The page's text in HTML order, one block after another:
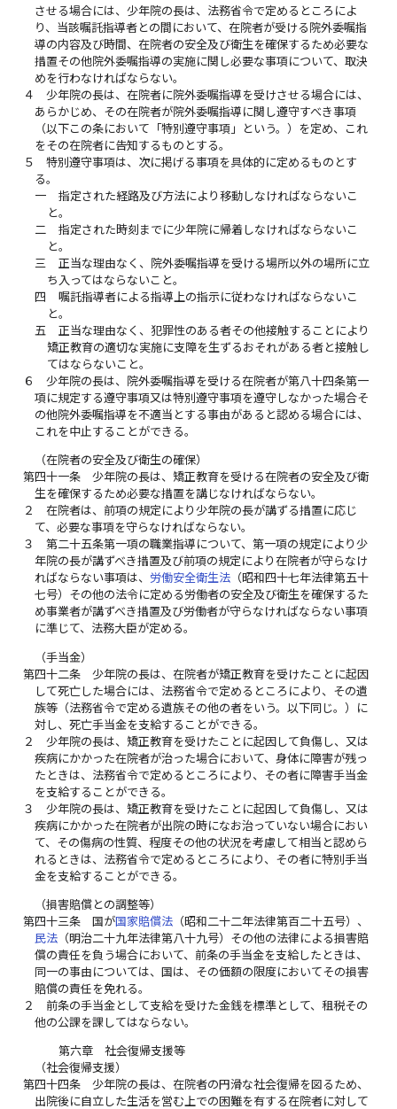
させる場合には、少年院の長は、法務省令で定めるところによ
り、当該嘱託指導者との間において、在院者が受ける院外委嘱指
導の内容及び時間、在院者の安全及び衛生を確保するため必要な
措置その他院外委嘱指導の実施に関し必要な事項について、取決
めを行わなければならない。
４
少年院の長は、在院者に院外委嘱指導を受けさせる場合には、
あらかじめ、その在院者が院外委嘱指導に関し遵守すべき事項
（以下この条において「特別遵守事項」という。）を定め、これ
をその在院者に告知するものとする。
５
特別遵守事項は、次に掲げる事項を具体的に定めるものとす
る。
一
指定された経路及び方法により移動しなければならないこ
と。
二
指定された時刻までに少年院に帰着しなければならないこ
と。
三
正当な理由なく、院外委嘱指導を受ける場所以外の場所に立
ち入ってはならないこと。
四
嘱託指導者による指導上の指示に従わなければならないこ
と。
五
正当な理由なく、犯罪性のある者その他接触することにより
矯正教育の適切な実施に支障を生ずるおそれがある者と接触し
てはならないこと。
６
少年院の長は、院外委嘱指導を受ける在院者が第八十四条第一
項に規定する遵守事項又は特別遵守事項を遵守しなかった場合そ
の他院外委嘱指導を不適当とする事由があると認める場合には、
これを中止することができる。
（在院者の安全及び衛生の確保）
第四十一条
少年院の長は、矯正教育を受ける在院者の安全及び衛
生を確保するため必要な措置を講じなければならない。
２
在院者は、前項の規定により少年院の長が講ずる措置に応じ
て、必要な事項を守らなければならない。
３
第二十五条第一項の職業指導について、第一項の規定により少
年院の長が講ずべき措置及び前項の規定により在院者が守らなけ
ればならない事項は、 労働安全衛生法 （昭和四十七年法律第五十
七号）その他の法令に定める労働者の安全及び衛生を確保するた
め事業者が講ずべき措置及び労働者が守らなければならない事項
に準じて、法務大臣が定める。
（手当金）
第四十二条
少年院の長は、在院者が矯正教育を受けたことに起因
して死亡した場合には、法務省令で定めるところにより、その遺
族等（法務省令で定める遺族その他の者をいう。以下同じ。）に
対し、死亡手当金を支給することができる。
２
少年院の長は、矯正教育を受けたことに起因して負傷し、又は
疾病にかかった在院者が治った場合において、身体に障害が残っ
たときは、法務省令で定めるところにより、その者に障害手当金
を支給することができる。
３
少年院の長は、矯正教育を受けたことに起因して負傷し、又は
疾病にかかった在院者が出院の時になお治っていない場合におい
て、その傷病の性質、程度その他の状況を考慮して相当と認めら
れるときは、法務省令で定めるところにより、その者に特別手当
金を支給することができる。
（損害賠償との調整等）
第四十三条
国が国家賠償法 （昭和二十二年法律第百二十五号）、
民法 （明治二十九年法律第八十九号）その他の法律による損害賠
償の責任を負う場合において、前条の手当金を支給したときは、
同一の事由については、国は、その価額の限度においてその損害
賠償の責任を免れる。
２
前条の手当金として支給を受けた金銭を標準として、租税その
他の公課を課してはならない。
第六章 社会復帰支援等
（社会復帰支援）
第四十四条
少年院の長は、在院者の円滑な社会復帰を図るため、
出院後に自立した生活を営む上での困難を有する在院者に対して